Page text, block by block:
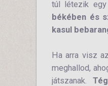
túl létezik
békében és
kasul
Ha arra visz
meghallod,
játszanak.